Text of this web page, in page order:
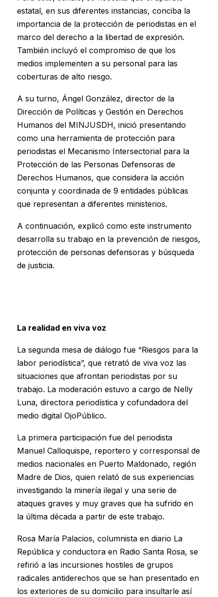
estatal, en sus diferentes instancias, conciba la
importancia de la protección de periodistas en el
marco del derecho a la libertad de expresión.
También incluyó el compromiso de que los
medios implementen a su personal para las
coberturas de alto riesgo.
A su turno, Ángel González, director de la
Dirección de Políticas y Gestión en Derechos
Humanos del MINJUSDH, inició presentando
como una herramienta de protección para
periodistas el Mecanismo Intersectorial para la
Protección de las Personas Defensoras de
Derechos Humanos, que considera la acción
conjunta y coordinada de 9 entidades públicas
que representan a diferentes ministerios.
A continuación, explicó como este instrumento
desarrolla su trabajo en la prevención de riesgos,
protección de personas defensoras y búsqueda
de justicia.
La realidad en viva voz
La segunda mesa de diálogo fue “Riesgos para la
labor periodística”, que retrató de viva voz las
situaciones que afrontan periodistas por su
trabajo. La moderación estuvo a cargo de Nelly
Luna, directora periodística y cofundadora del
medio digital OjoPúblico.
La primera participación fue del periodista
Manuel Calloquispe, reportero y corresponsal de
medios nacionales en Puerto Maldonado, región
Madre de Dios, quien relató de sus experiencias
investigando la minería ilegal y una serie de
ataques graves y muy graves que ha sufrido en
la última década a partir de este trabajo.
Rosa María Palacios, columnista en diario La
República y conductora en Radio Santa Rosa, se
refirió a las incursiones hostiles de grupos
radicales antiderechos que se han presentado en
los exteriores de su domicilio para insultarle así